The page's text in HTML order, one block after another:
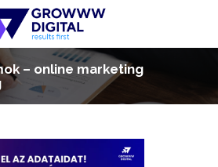
– online marketing